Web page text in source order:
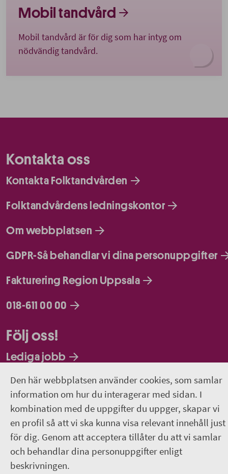
Den här webbplatsen använder cookies, som samlar
information om hur du interagerar med sidan. I
kombination med de uppgifter du uppger, skapar vi
en profil så att vi ska kunna visa relevant innehåll just
för dig. Genom att acceptera tillåter du att vi samlar
och behandlar dina personuppgifter enligt
beskrivningen.
Mobil tandvård
Mobil tandvård är för dig som har intyg om
nödvändig tandvård.
Kontakta oss
Kontakta Folktandvården
Folktandvårdens ledningskontor
Om webbplatsen
GDPR-Så behandlar vi dina personuppgifter
Fakturering Region Uppsala
018-611 00 00
Följ oss!
Lediga jobb
Facebook
LinkedIn
Instagram
Jobba hos oss - Facebook